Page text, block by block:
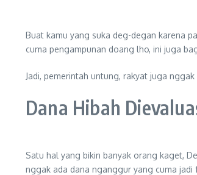
Buat kamu yang suka deg-degan karena
cuma pengampunan doang lho, ini juga
Jadi, pemerintah untung, rakyat juga
Dana Hibah
Satu hal yang bikin banyak orang kaget,
nggak ada dana nganggur yang cuma jadi